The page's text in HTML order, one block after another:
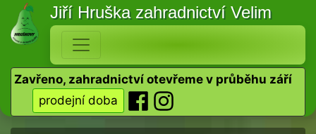
Jiří Hruška zahradnictví Velim
Zavřeno, zahradnictví otevřeme v průběhu září
prodejní doba